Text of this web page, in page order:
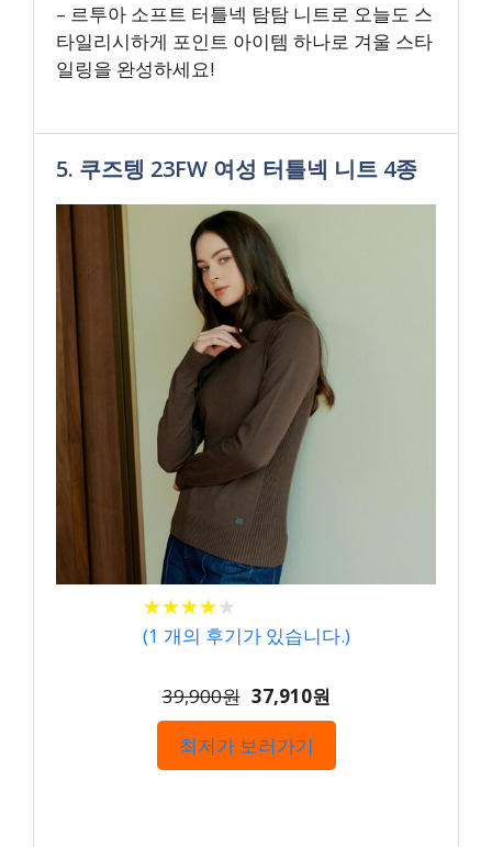
– 르투아 소프트 터틀넥 탐탐 니트로 오늘도 스
타일리시하게 포인트 아이템 하나로 겨울 스타
일링을 완성하세요!
5. 쿠즈텡 23FW 여성 터틀넥 니트 4종
★★★★★
★★★★★
(1 개의 후기가 있습니다.)
39,900원 37,910원
최저가 보러가기